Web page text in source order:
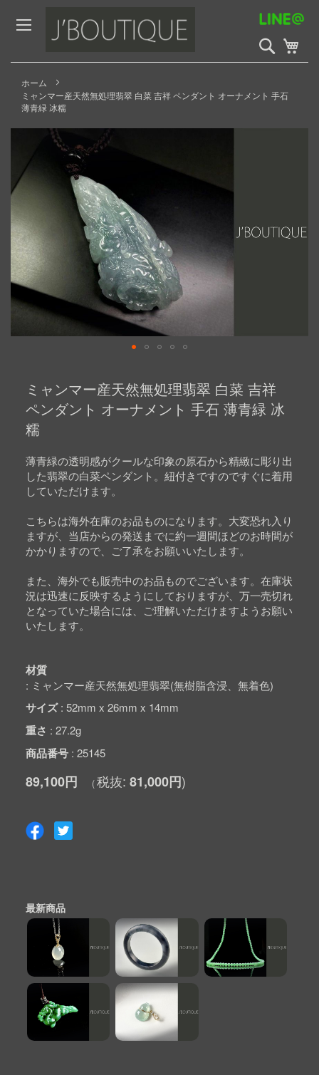
to
Content
検
索
開
ホーム
ミャンマー産天然無処理翡翠 白菜 吉祥 ペンダント オーナメント 手石
薄青緑 冰糯
Skip
end
of
the
images
gallery
beginning
images
gallery
ミャンマー産天然無処理翡翠 白菜 吉祥
ペンダント オーナメント 手石 薄青緑 冰
糯
薄青緑の透明感がクールな印象の原石から精緻に彫り出
した翡翠の白菜ペンダント。紐付きですのですぐに着用
していただけます。
こちらは海外在庫のお品ものになります。大変恐れ入り
ますが、当店からの発送までに約一週間ほどのお時間が
かかりますので、ご了承をお願いいたします。
また、海外でも販売中のお品ものでございます。在庫状
況は迅速に反映するようにしておりますが、万一売切れ
となっていた場合には、ご理解いただけますようお願い
いたします。
材質
ミャンマー産天然無処理翡翠(無樹脂含浸、無着色)
サイズ 52mm x 26mm x 14mm
重さ 27.2g
商品番号 25145
89,100円 81,000円
最新商品